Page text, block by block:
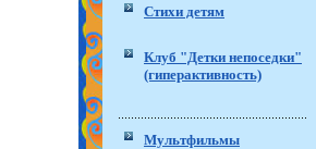
Стихи детям
Клуб "Детки непоседки"
(гиперактивность)
Мультфильмы